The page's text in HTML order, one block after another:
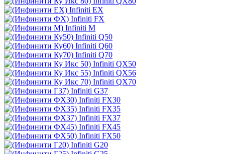
Infiniti EX
Infiniti FX
Infiniti M
Infiniti Q50
Infiniti Q60
Infiniti Q70
Infiniti QX50
Infiniti QX56
Infiniti QX70
Infiniti G37
Infiniti FX30
Infiniti FX35
Infiniti FX37
Infiniti FX45
Infiniti FX50
Infiniti G20